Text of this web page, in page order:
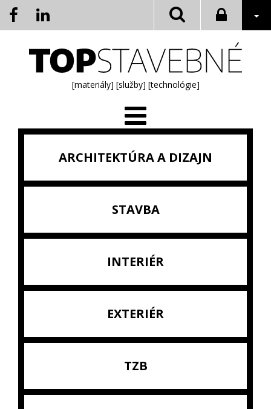
[materiály] [služby] [technológie]
ARCHITEKTÚRA A DIZAJN
STAVBA
INTERIÉR
EXTERIÉR
TZB